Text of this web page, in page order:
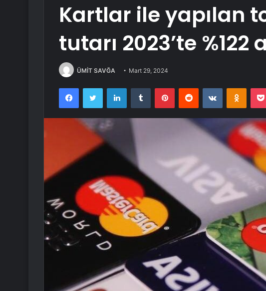
Kartlar ile yapılan
tutarı 2023’te %122
ÜMİT SAVĞA Mart 29, 2024
FacebookTwitter LinkedInTumblr PinterestReddit VKontakte